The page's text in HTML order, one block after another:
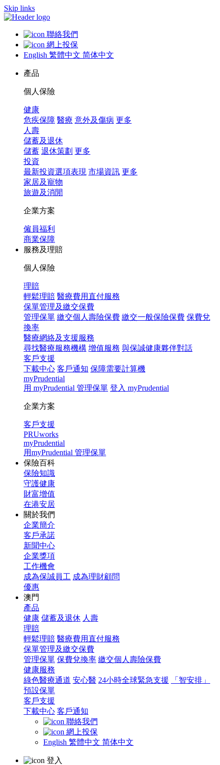
Skip links
聯絡我們
網上投保
English 繁體中文 简体中文
產品
個人保險
健康
危疾保障 醫療 意外及傷病 更多
人壽
儲蓄及退休
儲蓄 退休策劃 更多
投資
最新投資選項表現 市場資訊 更多
家居及寵物
旅遊及消閒
企業方案
僱員福利
商業保障
服務及理賠
個人保險
理賠
輕鬆理賠 醫療費用直付服務
保單管理及繳交保費
管理保單 繳交個人壽險保費 繳交一般保險保費 保費兌
換率
醫療網絡及支援服務
尋找醫療服務機構 增值服務 與保誠健康夥伴對話
客戶支援
下載中心 客戶通知 保障需要計算機
myPrudential
用 myPrudential 管理保單 登入 myPrudential
企業方案
客戶支援
PRUworks
myPrudential
用myPrudential 管理保單
保險百科
保險知識
守護健康
財富增值
在港安居
關於我們
企業簡介
客戶承諾
新聞中心
企業獎項
工作機會
成為保誠員工 成為理財顧問
優惠
澳門
產品
健康 儲蓄及退休 人壽
理賠
輕鬆理賠 醫療費用直付服務
保單管理及繳交保費
管理保單 保費兌換率 繳交個人壽險保費
健康服務
綠色醫療通道 安心醫 24小時全球緊急支援
「智安排」
預設保單
客戶支援
下載中心 客戶通知
聯絡我們
網上投保
English 繁體中文 简体中文
登入